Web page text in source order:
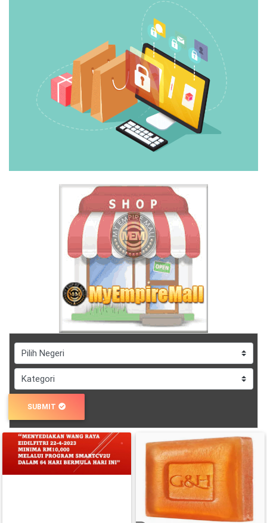
SUBMIT
KECANTIKAN(7)
PENDIDIKAN(19)
TUDUNG(0)
ARTIKEL(14)
PEMBORONG(2)
PRODUK
DIGITAL(29)